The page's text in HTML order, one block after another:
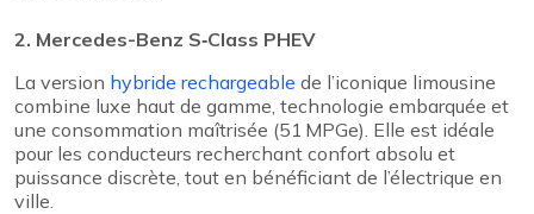
2. Mercedes-Benz S‑Class PHEV
La version hybride rechargeable de l’iconique limousine
combine luxe haut de gamme, technologie embarquée et
une consommation maîtrisée (51 MPGe). Elle est idéale
pour les conducteurs recherchant confort absolu et
puissance discrète, tout en bénéficiant de l’électrique en
ville.